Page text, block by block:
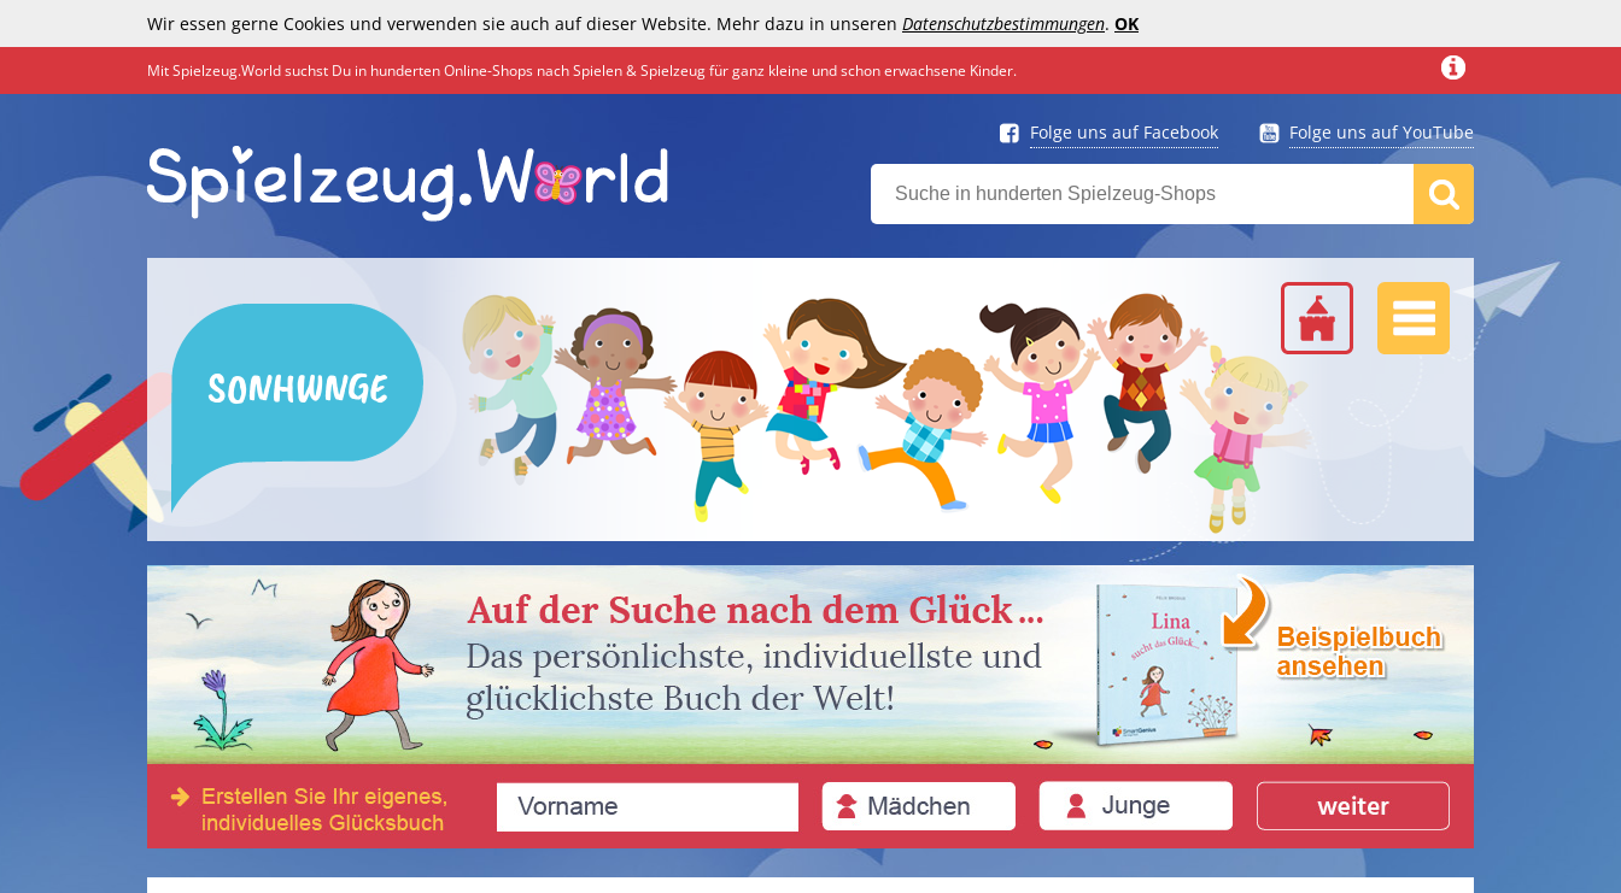
Wir essen gerne Cookies und verwenden sie auch auf dieser Website. Mehr dazu in unseren Datenschutzbestimmungen. OK
Mit Spielzeug.World suchst Du in hunderten Online-Shops nach Spielen & Spielzeug für ganz kleine und schon erwachsene Kinder.
Folge uns auf Facebook Folge uns auf YouTube
SONHWNGE